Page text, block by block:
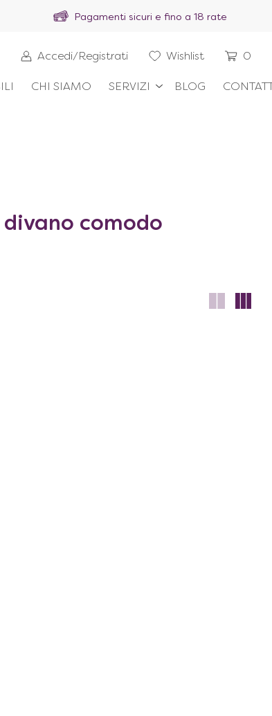
Pagamenti sicuri e fino a 18 rate
CHI SIAMO SERVIZI BLOG
Accedi/Registrati Wishlist 0
comodo